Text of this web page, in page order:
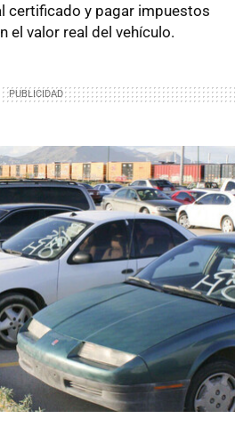
certificado y pagar impuestos
el valor real del vehículo.